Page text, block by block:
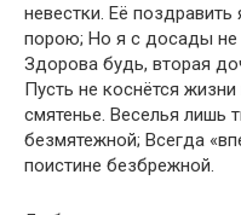
невестки. Её
порою; Но я с досады не
Здорова будь, вторая
Пусть не коснётся
смятенье. Веселья лишь
безмятежной; Всегда
поистине безбрежной.